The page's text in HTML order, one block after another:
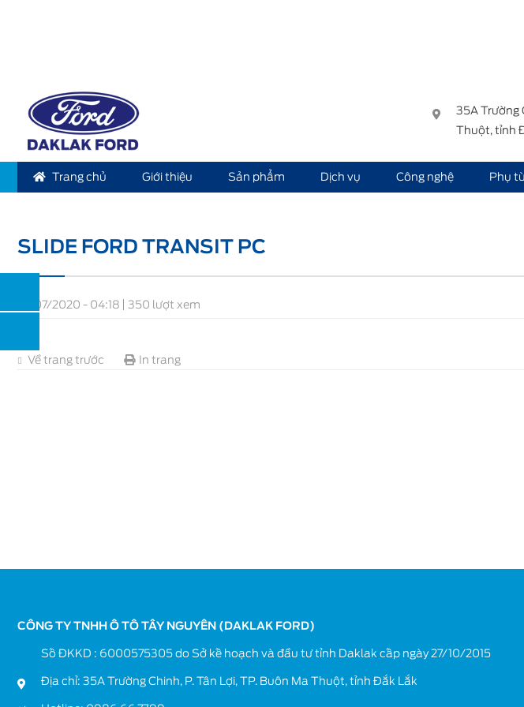
35A Trường
Thuột, tỉnh
Trang chủ Giới thiệu Sản phẩm Dịch vụ Công nghệ Phụ
Slide Ford Transit PC
SLIDE FORD TRANSIT PC
31/07/2020 - 04:18 350 lượt xem
Về trang trước In trang
CÔNG TY TNHH Ô TÔ TÂY NGUYÊN (DAKLAK FORD)
Số ĐKKD : 6000575305 do Sở kế hoạch và đầu tư tỉnh Daklak cấp ngày 27/10/2015
Địa chỉ: 35A Trường Chinh, P. Tân Lợi, TP. Buôn Ma Thuột, tỉnh Đắk Lắk